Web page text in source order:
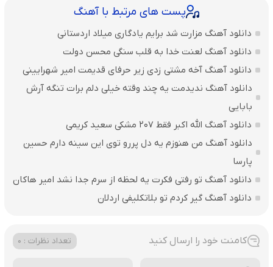
پست های مرتبط با آهنگ
دانلود آهنگ مزارت شد برایم یادگاری میلاد اردستانی
دانلود آهنگ لعنت خدا به قلب سنگی محسن دولت
دانلود آهنگ آخه مشتی زدی زیر حرفای قدیمت امیر شهرایینی
دانلود آهنگ ندیدمت یه چند وقته خیلی دلم برات تنگه آرش
بابایی
دانلود آهنگ الله اکبر فقط 207 مشکی سعید کریمی
دانلود آهنگ من هنوزم یه دل پررو توی این سینه دارم حسین
پارسا
دانلود آهنگ تو رفتی فکرت یه لحظه از سرم جدا نشد امیر هاکان
دانلود آهنگ گیر کردم تو بلاتکلیفی اردلان
کامنت خود را ارسال کنید تعداد نظرات : 0